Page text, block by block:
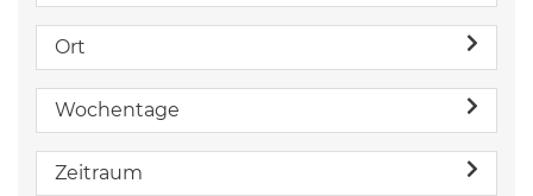
Ort
Wochentage
Zeitraum